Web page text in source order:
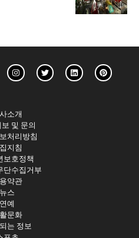
소개
및 문의
처리방침
지침
보호정책
단수집거부
약관
뉴스
연예
문화
는 정보